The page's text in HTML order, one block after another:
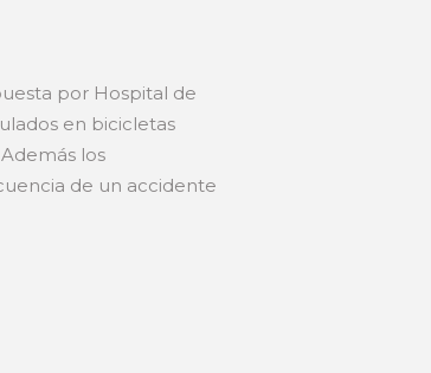
por Hospital de
en bicicletas
los
de un accidente